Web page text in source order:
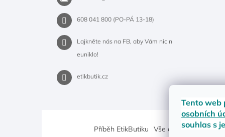
Tento web
osobních
souhlas s
608 041 800 (PO-PÁ 13-18)
Lajkněte nás na FB, aby Vám nic n
euniklo!
etikbutik.cz
Příběh EtikButiku Vše o nákupu